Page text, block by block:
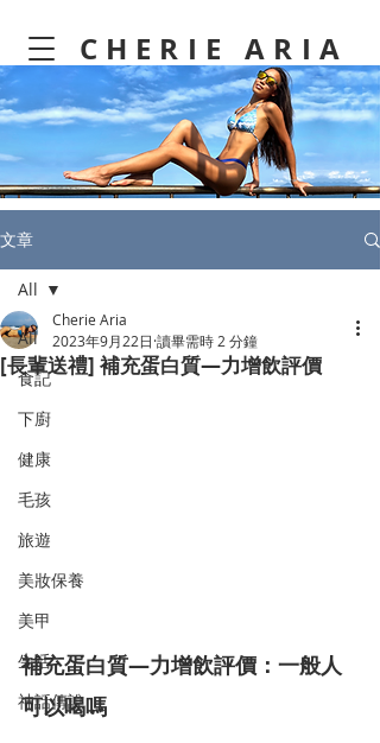
CHERIE ARIA
文章
All
食記
下廚
健康
毛孩
旅遊
美妝保養
美甲
生活
神話傳說
All
[長輩送禮] 補充蛋白質—力增飲評價
Cherie Aria
2023年9月22日 讀畢需時 2 分鐘
補充蛋白質—力增飲評價：一般人
可以喝嗎